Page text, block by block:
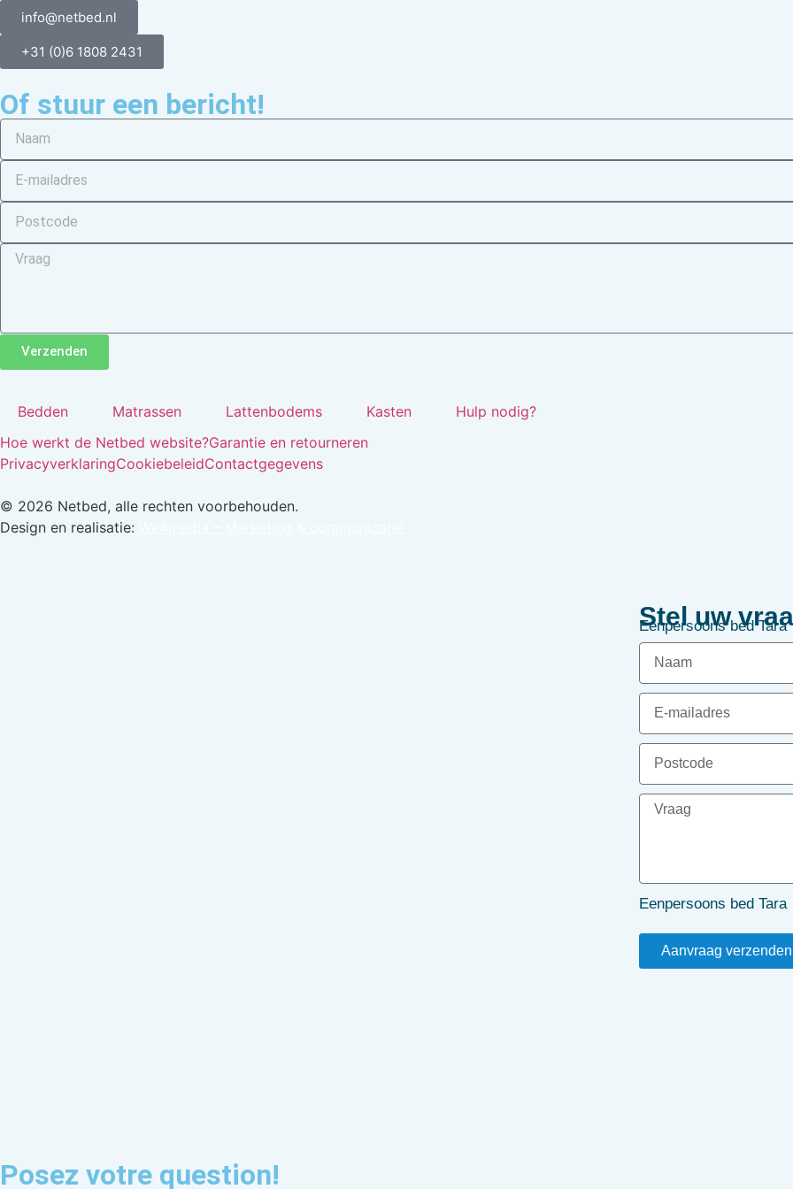
info@netbed.nl
+31 (0)6 1808 2431
Of stuur een bericht!
Verzenden
Bedden Matrassen Lattenbodems Kasten
Hulp nodig?
Hoe werkt de Netbed website?Garantie en retourneren
PrivacyverklaringCookiebeleidContactgegevens
© 2026 Netbed, alle rechten voorbehouden.
Design en realisatie:
Stel uw
Eenpersoons bed Tara
Eenpersoons bed Tara
Aanvraag verzenden
Posez votre question!